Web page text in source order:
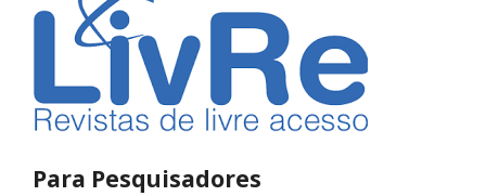
Para Pesquisadores